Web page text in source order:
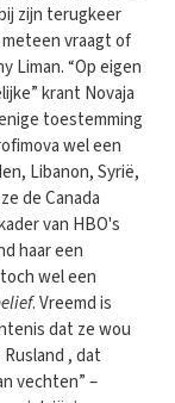
zijn terugkeer
vraagt of
Liman. “Op eigen
krant Novaja
toestemming
wel een
Libanon, Syrië,
de Canada
van HBO's
haar een
wel een
. Vreemd is
dat ze wou
, dat
vechten” –